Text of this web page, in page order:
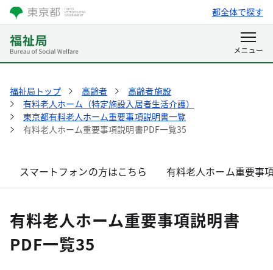
都全体で探す
福祉局トップ 高齢者
高齢者施設
有料老人ホーム（特定施設入居者生活介護）
東京都有料老人ホーム重要事項説明書一覧
有料老人ホーム重要事項説明書PDF一覧35
スマートフォンの方はこちら 有料老人ホーム重要事
有料老人ホーム重要事項説明書
PDF一覧35